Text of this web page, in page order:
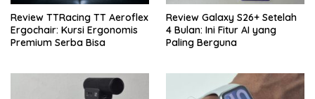
Review TTRacing TT Aeroflex
Ergochair: Kursi Ergonomis
Premium Serba Bisa
Review Galaxy S26+ Setelah
4 Bulan: Ini Fitur AI yang
Paling Berguna